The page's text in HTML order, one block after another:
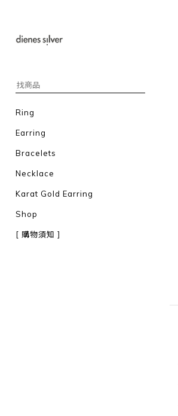
Ring
Earring
Bracelets
Necklace
Karat Gold Earring
Shop
[ 購物須知 ]